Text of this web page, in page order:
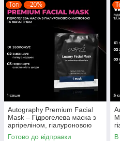
Топ –20%
Autography Premium Facial
Mask – Гідрогелева маска з
аргіреліном, гіалуроновою
кислотою і колагеном, саше
Готово до відправки В